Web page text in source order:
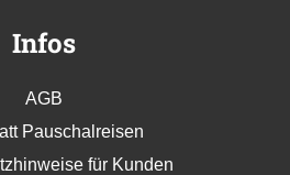
Infos
AGB
Pauschalreisen
für Kunden